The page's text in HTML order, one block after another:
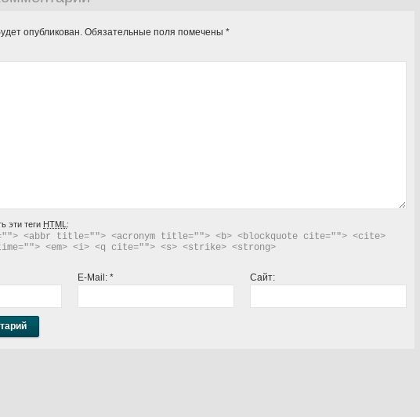
опубликован. Обязательные поля помечены *
эти теги HTML :
<abbr title=""> <acronym title=""> <b> <blockquote cite=""> <cite>
<em> <i> <q cite=""> <s> <strike> <strong>
E-Mail: * Сайт: